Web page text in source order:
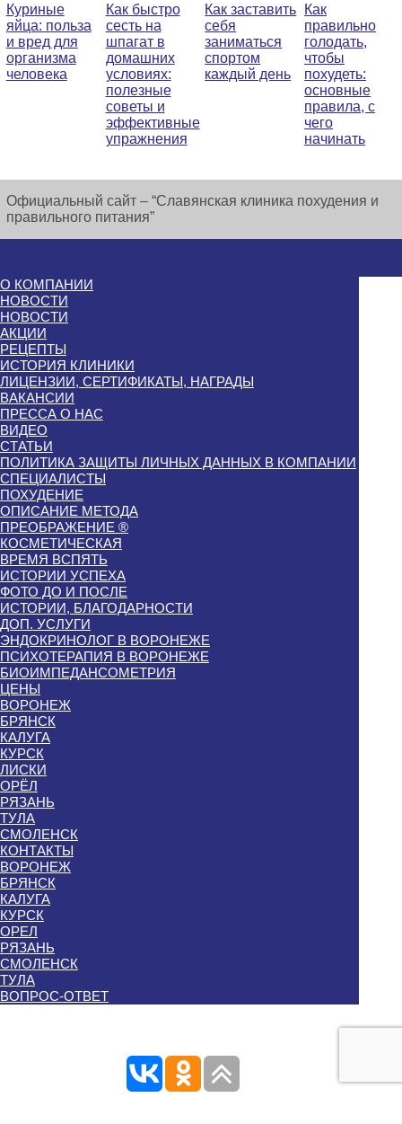
Куриные
яйца: польза
и вред для
организма
человека
Как быстро
сесть на
шпагат в
домашних
условиях:
полезные
советы и
эффективные
упражнения
Как заставить
себя
заниматься
спортом
каждый день
Как
правильно
голодать,
чтобы
похудеть:
основные
правила, с
чего
начинать
Официальный сайт – “Славянская клиника похудения и
правильного питания”
О КОМПАНИИ
НОВОСТИ
НОВОСТИ
АКЦИИ
РЕЦЕПТЫ
ИСТОРИЯ КЛИНИКИ
ЛИЦЕНЗИИ, СЕРТИФИКАТЫ, НАГРАДЫ
ВАКАНСИИ
ПРЕССА О НАС
ВИДЕО
СТАТЬИ
ПОЛИТИКА ЗАЩИТЫ ЛИЧНЫХ ДАННЫХ В КОМПАНИИ
СПЕЦИАЛИСТЫ
ПОХУДЕНИЕ
ОПИСАНИЕ МЕТОДА
ПРЕОБРАЖЕНИЕ ®
КОСМЕТИЧЕСКАЯ
ВРЕМЯ ВСПЯТЬ
ИСТОРИИ УСПЕХА
ФОТО ДО И ПОСЛЕ
ИСТОРИИ, БЛАГОДАРНОСТИ
ДОП. УСЛУГИ
ЭНДОКРИНОЛОГ В ВОРОНЕЖЕ
ПСИХОТЕРАПИЯ В ВОРОНЕЖЕ
БИОИМПЕДАНСОМЕТРИЯ
ЦЕНЫ
ВОРОНЕЖ
БРЯНСК
КАЛУГА
КУРСК
ЛИСКИ
ОРЁЛ
РЯЗАНЬ
ТУЛА
СМОЛЕНСК
КОНТАКТЫ
ВОРОНЕЖ
БРЯНСК
КАЛУГА
КУРСК
ОРЕЛ
РЯЗАНЬ
СМОЛЕНСК
ТУЛА
ВОПРОС-ОТВЕТ